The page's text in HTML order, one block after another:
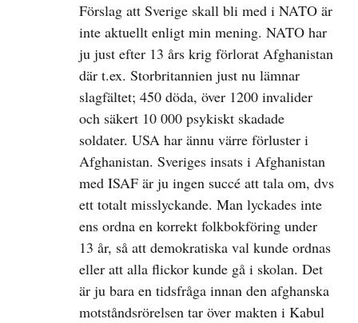
Förslag att Sverige skall bli med i NATO är
inte aktuellt enligt min mening. NATO har
ju just efter 13 års krig förlorat Afghanistan
där t.ex. Storbritannien just nu lämnar
slagfältet; 450 döda, över 1200 invalider
och säkert 10 000 psykiskt skadade
soldater. USA har ännu värre förluster i
Afghanistan. Sveriges insats i Afghanistan
med ISAF är ju ingen succé att tala om, dvs
ett totalt misslyckande. Man lyckades inte
ens ordna en korrekt folkbokföring under
13 år, så att demokratiska val kunde ordnas
eller att alla flickor kunde gå i skolan. Det
är ju bara en tidsfråga innan den afghanska
motståndsrörelsen tar över makten i Kabul